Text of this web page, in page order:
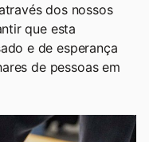
dos nossos
que esta
e de esperança
de pessoas em